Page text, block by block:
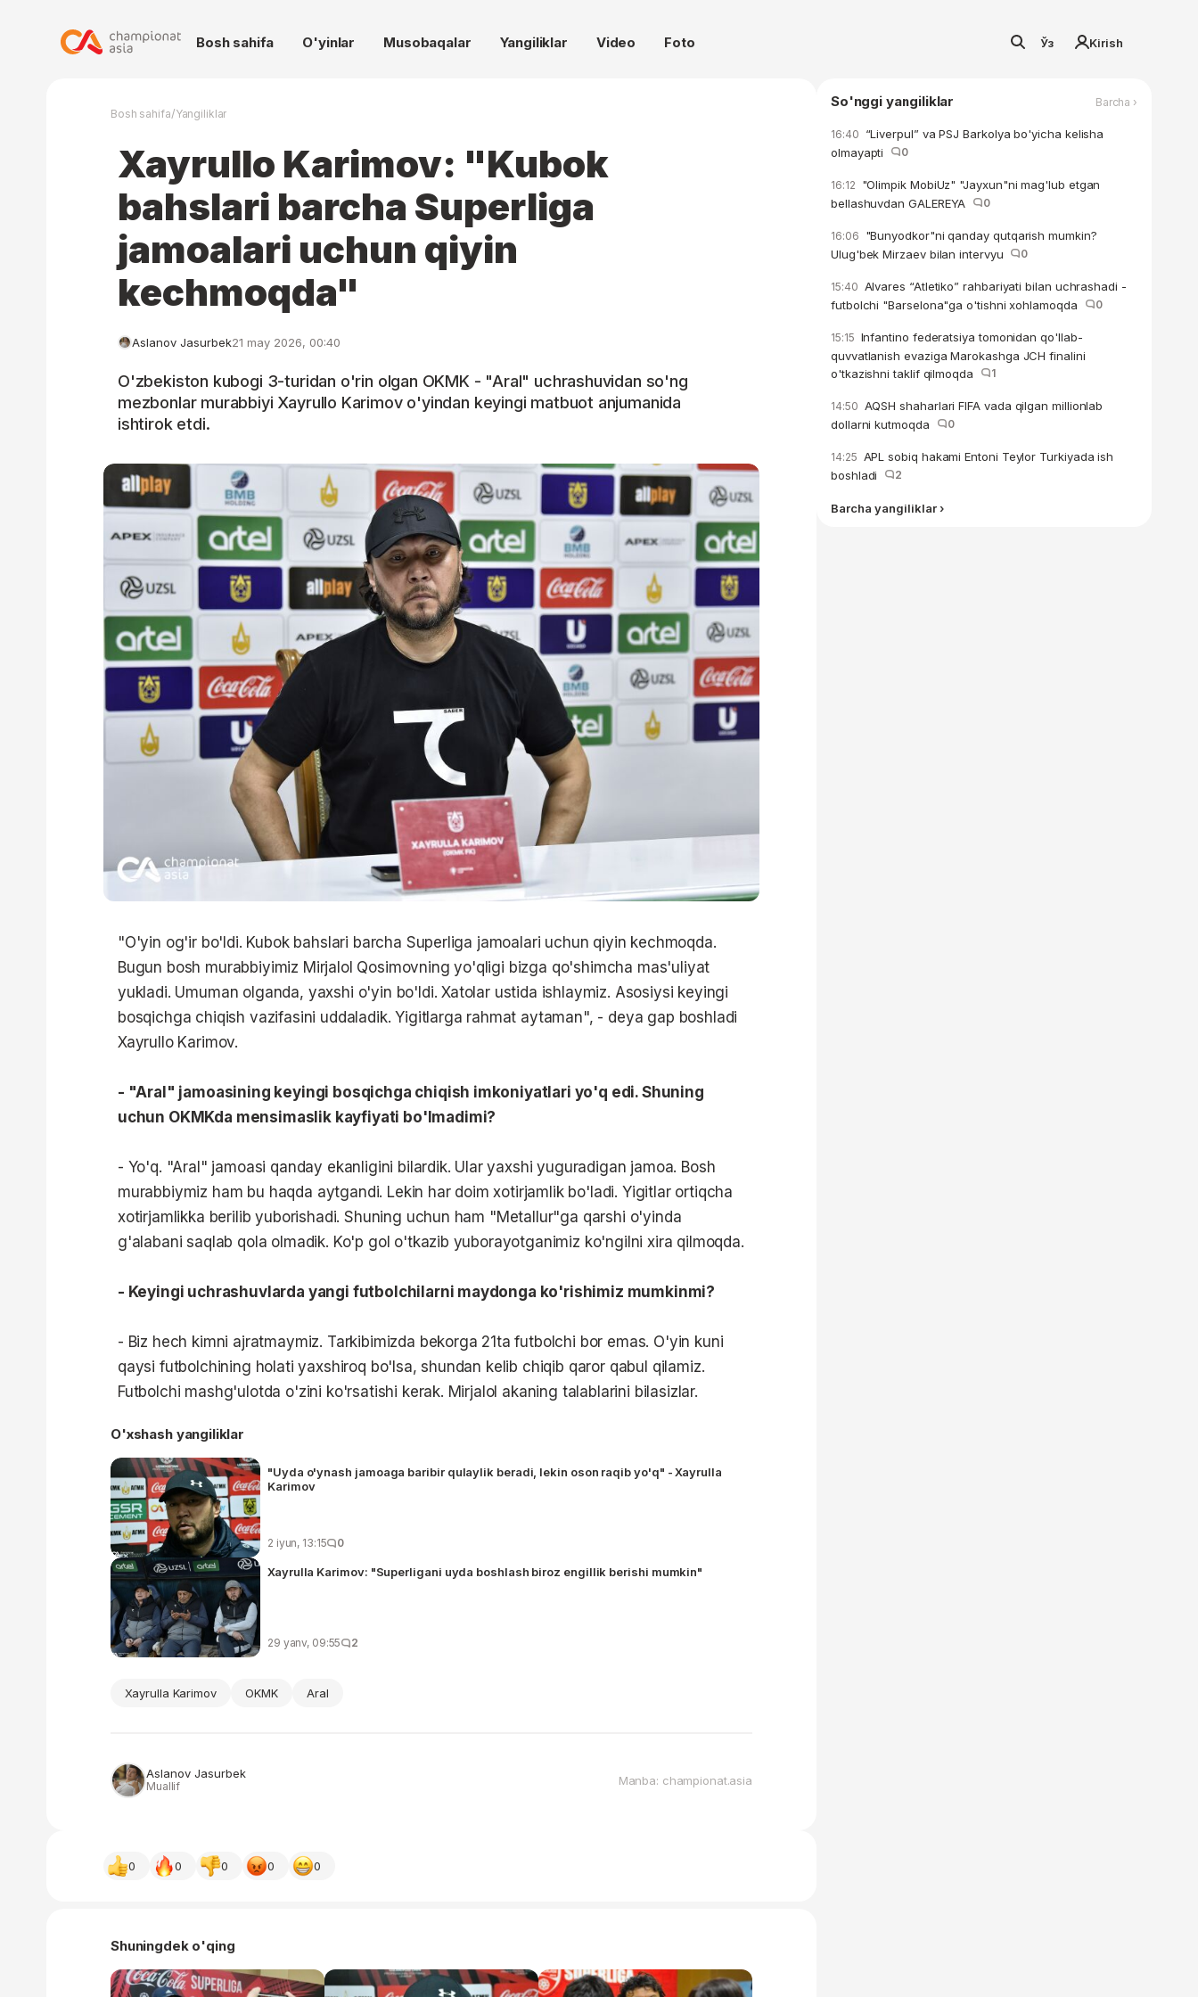
Bosh sahifa O'yinlar Musobaqalar Yangiliklar Video Foto Ўз Kirish
Bosh sahifa/Yangiliklar
Xayrullo Karimov: "Kubok
bahslari barcha Superliga
jamoalari uchun qiyin
kechmoqda"
Aslanov Jasurbek21 may 2026, 00:40
O'zbekiston kubogi 3-turidan o'rin olgan OKMK - "Aral" uchrashuvidan so'ng
mezbonlar murabbiyi Xayrullo Karimov o'yindan keyingi matbuot anjumanida
ishtirok etdi.
"O'yin og'ir bo'ldi. Kubok bahslari barcha Superliga jamoalari uchun qiyin kechmoqda.
Bugun bosh murabbiyimiz Mirjalol Qosimovning yo'qligi bizga qo'shimcha mas'uliyat
yukladi. Umuman olganda, yaxshi o'yin bo'ldi. Xatolar ustida ishlaymiz. Asosiysi keyingi
bosqichga chiqish vazifasini uddaladik. Yigitlarga rahmat aytaman", - deya gap boshladi
Xayrullo Karimov.
- "Aral" jamoasining keyingi bosqichga chiqish imkoniyatlari yo'q edi. Shuning
uchun OKMKda mensimaslik kayfiyati bo'lmadimi?
- Yo'q. "Aral" jamoasi qanday ekanligini bilardik. Ular yaxshi yuguradigan jamoa. Bosh
murabbiymiz ham bu haqda aytgandi. Lekin har doim xotirjamlik bo'ladi. Yigitlar ortiqcha
xotirjamlikka berilib yuborishadi. Shuning uchun ham "Metallur"ga qarshi o'yinda
g'alabani saqlab qola olmadik. Ko'p gol o'tkazib yuborayotganimiz ko'ngilni xira qilmoqda.
- Keyingi uchrashuvlarda yangi futbolchilarni maydonga ko'rishimiz mumkinmi?
- Biz hech kimni ajratmaymiz. Tarkibimizda bekorga 21ta futbolchi bor emas. O'yin kuni
qaysi futbolchining holati yaxshiroq bo'lsa, shundan kelib chiqib qaror qabul qilamiz.
Futbolchi mashg'ulotda o'zini ko'rsatishi kerak. Mirjalol akaning talablarini bilasizlar.
O'xshash yangiliklar
"Uyda o'ynash jamoaga baribir qulaylik beradi, lekin oson raqib yo'q" - Xayrulla
Karimov
2 iyun, 13:15 0
Xayrulla Karimov: "Superligani uyda boshlash biroz engillik berishi mumkin"
29 yanv, 09:55 2
Xayrulla Karimov OKMK Aral
Aslanov Jasurbek
Muallif Manba: championat.asia
0 0 0 0 0
Shuningdek o'qing
So'nggi yangiliklar Barcha ›
16:40 “Liverpul” va PSJ Barkolya bo'yicha kelisha
olmayapti
0
16:12 "Olimpik MobiUz" "Jayxun"ni mag'lub etgan
bellashuvdan GALEREYA
0
16:06 "Bunyodkor"ni qanday qutqarish mumkin?
Ulug'bek Mirzaev bilan intervyu
0
15:40 Alvares “Atletiko” rahbariyati bilan uchrashadi -
futbolchi "Barselona"ga o'tishni xohlamoqda
0
15:15 Infantino federatsiya tomonidan qo'llab-
quvvatlanish evaziga Marokashga JCH finalini
o'tkazishni taklif qilmoqda
1
14:50 AQSH shaharlari FIFA vada qilgan millionlab
dollarni kutmoqda
0
14:25 APL sobiq hakami Entoni Teylor Turkiyada ish
boshladi
2
Barcha yangiliklar ›